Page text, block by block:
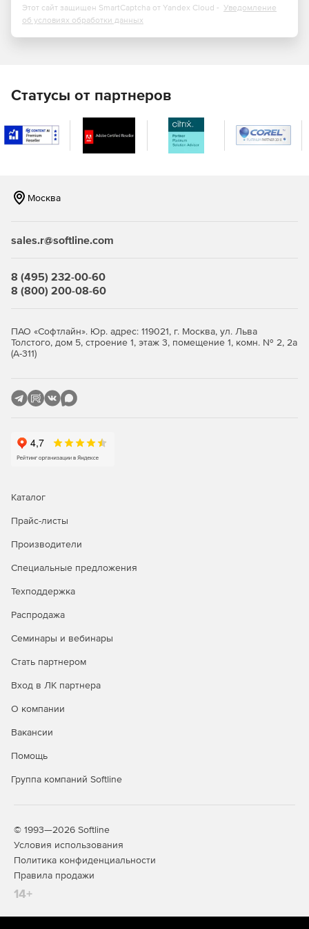
Посадки, классы точности.
Этот сайт защищен SmartCaptcha от Yandex Cloud - Уведомление
об условиях обработки данных
Статусы от партнеров
Москва
sales.r@softline.com
8 (495) 232-00-60
8 (800) 200-08-60
ПАО «Софтлайн». Юр. адрес: 119021, г. Москва, ул. Льва
Толстого, дом 5, строение 1, этаж 3, помещение 1, комн. № 2, 2а
(А-311)
Каталог
Прайс-листы
Производители
Специальные предложения
Техподдержка
Распродажа
Семинары и вебинары
Стать партнером
Вход в ЛК партнера
О компании
Вакансии
Помощь
Группа компаний Softline
© 1993—2026 Softline
Условия использования
Политика конфиденциальности
Правила продажи
14+